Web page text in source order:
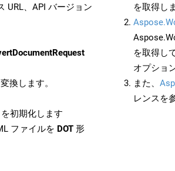
URL、API バージョン
換します。
を初期化します
ファイルを DOT 形
を取得し
を取得し
オプショ
また、
レンスを